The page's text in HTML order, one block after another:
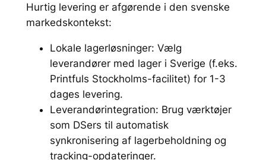
Hurtig levering er afgørende i den svenske
markedskontekst:
Lokale lagerløsninger: Vælg
leverandører med lager i Sverige (f.eks.
Printfuls Stockholms-facilitet) for 1-3
dages levering.
Leverandørintegration: Brug værktøjer
som DSers til automatisk
synkronisering af lagerbeholdning og
tracking-opdateringer.